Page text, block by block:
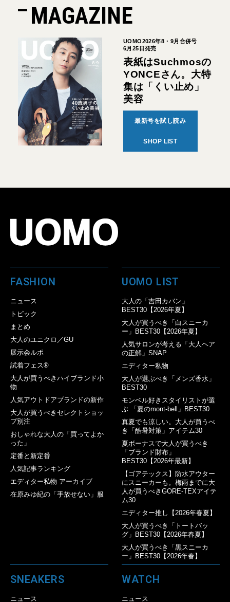
MAGAZINE
UOMO2026年8・9月合併号
6月25日発売
表紙はSuchmosの
YONCEさん。大特
集は「くい止め」
美容
最新号を試し読み
SHOP LIST
FASHION
ニュース
トピック
まとめ
大人のユニクロ／GU
展示会ルポ
試着フェス®︎
大人が買うべきハイブランド小
物
人気アウトドアブランドの新作
大人が買うべきセレクトショッ
プ別注
おしゃれな大人の「買ってよか
った」
定番と新定番
人気記事ランキング
エディター私物 アーカイブ
在原みゆ紀の「手放せない」服
UOMO LIST
大人の「吉田カバン」
BEST30【2026年夏】
大人が買うべき「白スニーカ
ー」BEST30【2026年夏】
人気サロンが考える「大人ヘア
の正解」SNAP
エディター私物
大人が選ぶべき「メンズ香水」
BEST30
モンベル好きスタイリストが選
ぶ 「夏のmont-bell」BEST30
真夏でも涼しい。大人が買うべ
き「酷暑対策」アイテム30
夏ボーナスで大人が買うべき
「ブランド財布」
BEST30【2026年最新】
【ゴアテックス】防水アウター
にスニーカーも。梅雨までに大
人が買うべきGORE-TEXアイテ
ム30
エディター推し【2026年春夏】
大人が買うべき「トートバッ
グ」BEST30【2026年春夏】
大人が買うべき「黒スニーカ
ー」BEST30【2026年春】
SNEAKERS
ニュース
WATCH
ニュース